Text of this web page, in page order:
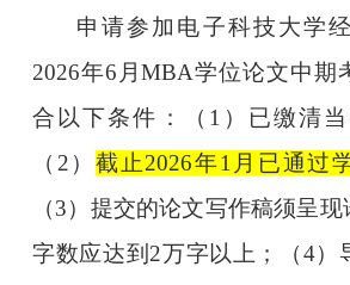
申请参加电子科技大学
2026年6 月MBA学位论文中期
合以下条件：（ 1 ）已缴清
（ 2 ） 截止2026年1 月已通过
（3）提交的论文写作稿须呈现
字数应达到2万字以上；（4）